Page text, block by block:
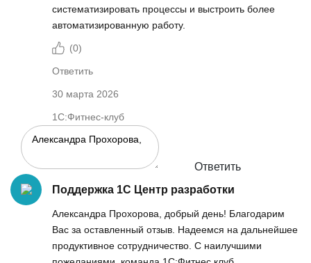
систематизировать процессы и выстроить более
автоматизированную работу.
(0)
Ответить
30 марта 2026
1С:Фитнес-клуб
Ответить
Поддержка 1С Центр разработки
Александра Прохорова, добрый день! Благодарим
Вас за оставленный отзыв. Надеемся на дальнейшее
продуктивное сотрудничество. С наилучшими